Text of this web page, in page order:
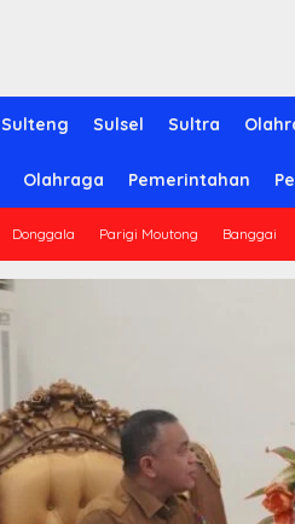
Sulteng Sulsel Sultra
Olahraga Pemerintahan
Donggala Parigi Moutong Banggai